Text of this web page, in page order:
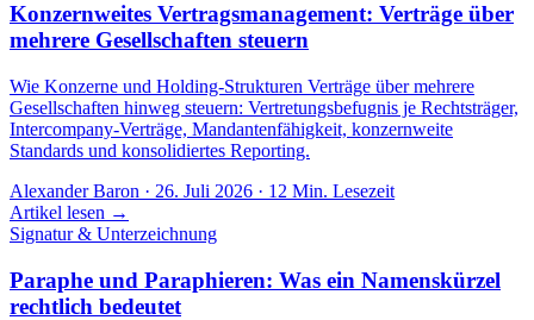
Konzernweites Vertragsmanagement: Verträge über
mehrere Gesellschaften steuern
Wie Konzerne und Holding-Strukturen Verträge über mehrere
Gesellschaften hinweg steuern: Vertretungsbefugnis je Rechtsträger,
Intercompany-Verträge, Mandantenfähigkeit, konzernweite
Standards und konsolidiertes Reporting.
Alexander Baron · 26. Juli 2026 · 12 Min. Lesezeit
Artikel lesen →
Signatur & Unterzeichnung
Paraphe und Paraphieren: Was ein Namenskürzel
rechtlich bedeutet